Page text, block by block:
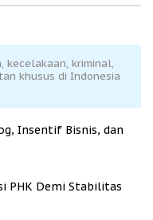
kecelakaan, kriminal,
khusus di Indonesia
Insentif Bisnis, dan
PHK Demi Stabilitas